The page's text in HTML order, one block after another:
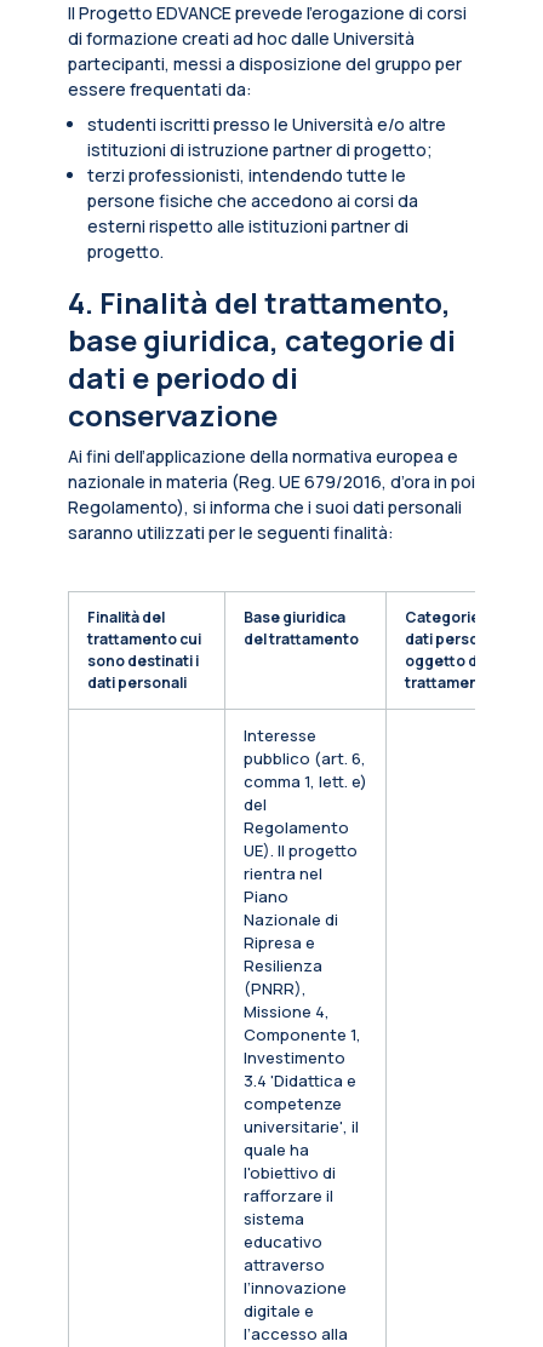
Il Progetto EDVANCE prevede l’erogazione di corsi
di formazione creati ad hoc dalle Università
partecipanti, messi a disposizione del gruppo per
essere frequentati da:
studenti iscritti presso le Università e/o altre
istituzioni di istruzione partner di progetto;
terzi professionisti, intendendo tutte le
persone fisiche che accedono ai corsi da
esterni rispetto alle istituzioni partner di
progetto.
4. Finalità del trattamento,
base giuridica, categorie di
dati e periodo di
conservazione
Ai fini dell’applicazione della normativa europea e
nazionale in materia (Reg. UE 679/2016, d’ora in poi
Regolamento), si informa che i suoi dati personali
saranno utilizzati per le seguenti finalità:
Finalità del
trattamento cui
sono destinati i
dati personali
Base giuridica
del trattamento
Categorie di
dati personali
oggetto di
trattamento
Interesse
pubblico (art. 6,
comma 1, lett. e)
del
Regolamento
UE). Il progetto
rientra nel
Piano
Nazionale di
Ripresa e
Resilienza
(PNRR),
Missione 4,
Componente 1,
Investimento
3.4 'Didattica e
competenze
universitarie', il
quale ha
l'obiettivo di
rafforzare il
sistema
educativo
attraverso
l’innovazione
digitale e
l’accesso alla